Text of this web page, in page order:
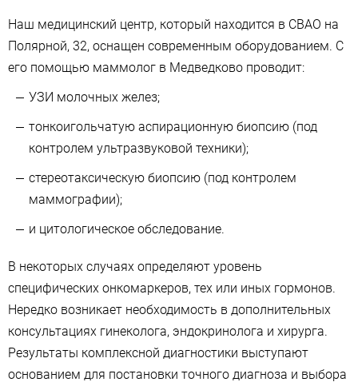
Наш медицинский центр, который находится в СВАО на
Полярной, 32, оснащен современным оборудованием. С
его помощью маммолог в Медведково проводит:
УЗИ молочных желез;
тонкоигольчатую аспирационную биопсию (под
контролем ультразвуковой техники);
стереотаксическую биопсию (под контролем
маммографии);
и цитологическое обследование.
В некоторых случаях определяют уровень
специфических онкомаркеров, тех или иных гормонов.
Нередко возникает необходимость в дополнительных
консультациях гинеколога, эндокринолога и хирурга.
Результаты комплексной диагностики выступают
основанием для постановки точного диагноза и выбора